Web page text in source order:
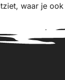
waar je ook